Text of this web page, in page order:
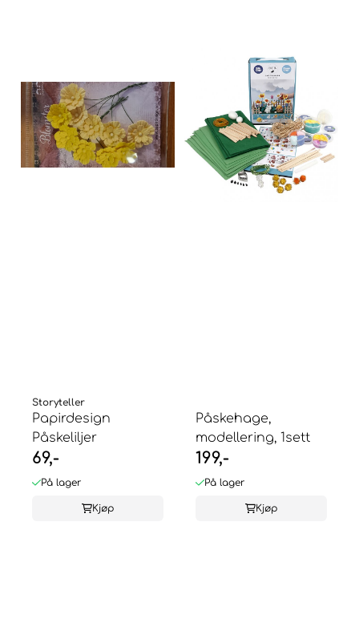
Storyteller
Papirdesign
Påskeliljer
69,-
På lager
Kjøp
Påskehage,
modellering, 1sett
199,-
På lager
Kjøp